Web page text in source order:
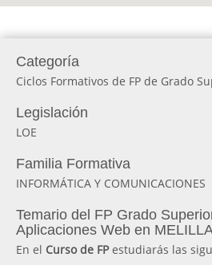
Categoría
Ciclos Formativos de FP de Grado
Legislación
LOE
Familia Formativa
INFORMÁTICA Y COMUNICACIONES
Temario del FP Grado
Aplicaciones Web en
En el Curso de FPestudiarás las